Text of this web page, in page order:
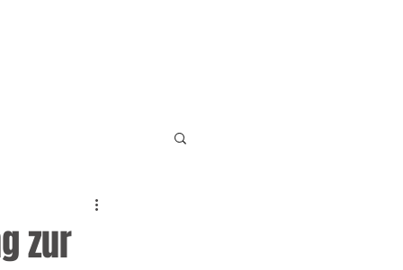
zur